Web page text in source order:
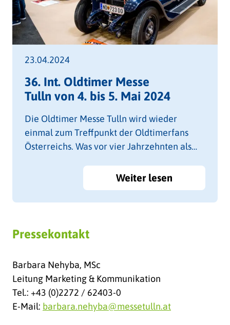
23.04.2024
36. Int. Oldtimer Messe
Tulln von 4. bis 5. Mai 2024
Die Oldtimer Messe Tulln wird wieder
einmal zum Treffpunkt der Oldtimerfans
Österreichs. Was vor vier Jahrzehnten als
als Int. Oldtimer Messe Tulln, die größte
Oldtimerveranstaltung Österreichs. Damals
war man stolz darauf 45 Teilemarkthändler
aus 17 Nationen ihre Produkte präsentieren.
Weiter lesen
Pressekontakt
Barbara Nehyba, MSc
Leitung Marketing & Kommunikation
Tel.: +43 (0)2272 / 62403-0
E-Mail: barbara.nehyba@messetulln.at